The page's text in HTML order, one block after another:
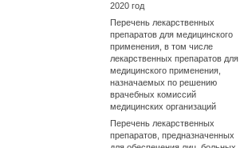
2020 год
Перечень лекарственных
препаратов для медицинского
применения, в том числе
лекарственных препаратов для
медицинского применения,
назначаемых по решению
врачебных комиссий
медицинских организаций
Перечень лекарственных
препаратов, предназначенных